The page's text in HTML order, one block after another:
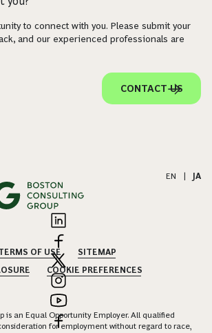
to connect with you. Please submit your
and our experienced professionals are
CONTACT US
EN JA
OF USE
SITEMAP
COOKIE PREFERENCES
is an Equal Opportunity Employer. All qualified
for employment without regard to race,